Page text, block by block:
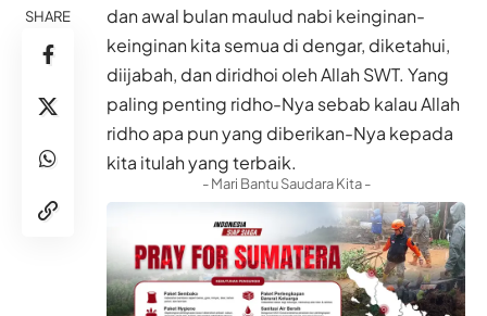
SHARE
dan awal bulan maulud nabi keinginan-
keinginan kita semua di dengar, diketahui,
diijabah, dan diridhoi oleh Allah SWT. Yang
paling penting ridho-Nya sebab kalau Allah
ridho apa pun yang diberikan-Nya kepada
kita itulah yang terbaik.
- Mari Bantu Saudara Kita -